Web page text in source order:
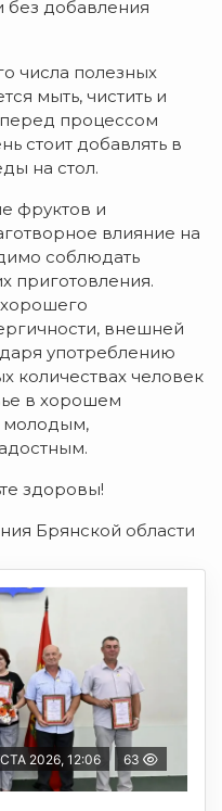
без добавления
числа полезных
мыть, чистить и
процессом
стоит добавлять в
на стол.
фруктов и
влияние на
соблюдать
приготовления.
внешней
употреблению
количествах человек
в хорошем
молодым,
здоровы!
Брянской области
2026, 12:06 63